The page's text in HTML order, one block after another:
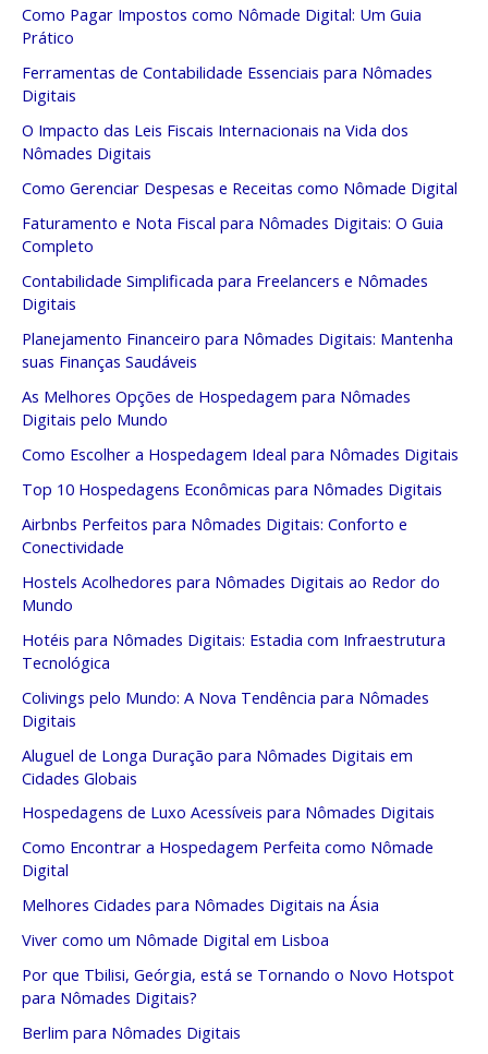
Como Pagar Impostos como Nômade Digital: Um Guia
Prático
Ferramentas de Contabilidade Essenciais para Nômades
Digitais
O Impacto das Leis Fiscais Internacionais na Vida dos
Nômades Digitais
Como Gerenciar Despesas e Receitas como Nômade Digital
Faturamento e Nota Fiscal para Nômades Digitais: O Guia
Completo
Contabilidade Simplificada para Freelancers e Nômades
Digitais
Planejamento Financeiro para Nômades Digitais: Mantenha
suas Finanças Saudáveis
As Melhores Opções de Hospedagem para Nômades
Digitais pelo Mundo
Como Escolher a Hospedagem Ideal para Nômades Digitais
Top 10 Hospedagens Econômicas para Nômades Digitais
Airbnbs Perfeitos para Nômades Digitais: Conforto e
Conectividade
Hostels Acolhedores para Nômades Digitais ao Redor do
Mundo
Hotéis para Nômades Digitais: Estadia com Infraestrutura
Tecnológica
Colivings pelo Mundo: A Nova Tendência para Nômades
Digitais
Aluguel de Longa Duração para Nômades Digitais em
Cidades Globais
Hospedagens de Luxo Acessíveis para Nômades Digitais
Como Encontrar a Hospedagem Perfeita como Nômade
Digital
Melhores Cidades para Nômades Digitais na Ásia
Viver como um Nômade Digital em Lisboa
Por que Tbilisi, Geórgia, está se Tornando o Novo Hotspot
para Nômades Digitais?
Berlim para Nômades Digitais